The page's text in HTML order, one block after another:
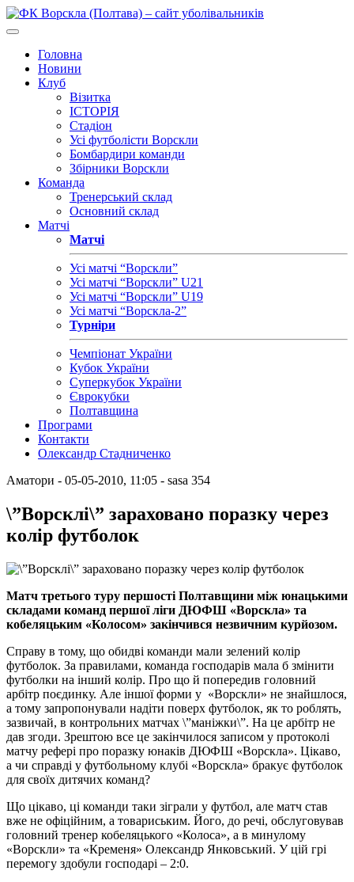
Головна
Новини
Клуб
Візитка
ІСТОРІЯ
Стадіон
Усі футболісти Ворскли
Бомбардири команди
Збірники Ворскли
Команда
Тренерський склад
Основний склад
Матчі
Матчі
Усі матчі “Ворскли”
Усі матчі “Ворскли” U21
Усі матчі “Ворскли” U19
Усі матчі “Ворскла-2”
Турніри
Чемпіонат України
Кубок України
Суперкубок України
Єврокубки
Полтавщина
Програми
Контакти
Олександр Стадниченко
Аматори - 05-05-2010, 11:05 - sasa 354
\”Ворсклі\” зараховано поразку через
колір футболок
Матч третього туру першості Полтавщини між юнацькими
складами команд першої ліги ДЮФШ «Ворскла» та
кобеляцьким «Колосом» закінчився незвичним курйозом.
Справу в тому, що обидві команди мали зелений колір
футболок. За правилами, команда господарів мала б змінити
футболки на інший колір. Про що й попередив головний
арбітр поєдинку. Але іншої форми у «Ворскли» не знайшлося,
а тому запропонували надіти поверх футболок, як то роблять,
зазвичай, в контрольних матчах \”маніжки\”. На це арбітр не
дав згоди. Зрештою все це закінчилося записом у протоколі
матчу рефері про поразку юнаків ДЮФШ «Ворскла». Цікаво,
а чи справді у футбольному клубі «Ворскла» бракує футболок
для своїх дитячих команд?
Що цікаво, ці команди таки зіграли у футбол, але матч став
вже не офіційним, а товариським. Його, до речі, обслуговував
головний тренер кобеляцького «Колоса», а в минулому
«Ворскли» та «Кременя» Олександр Янковський. У цій грі
перемогу здобули господарі – 2:0.